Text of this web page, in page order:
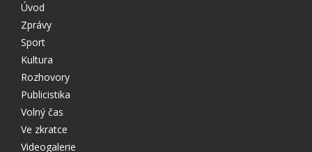
Úvod
Zprávy
Sport
Kultura
Rozhovory
Publicistika
Volný čas
Ve zkratce
Videogalerie